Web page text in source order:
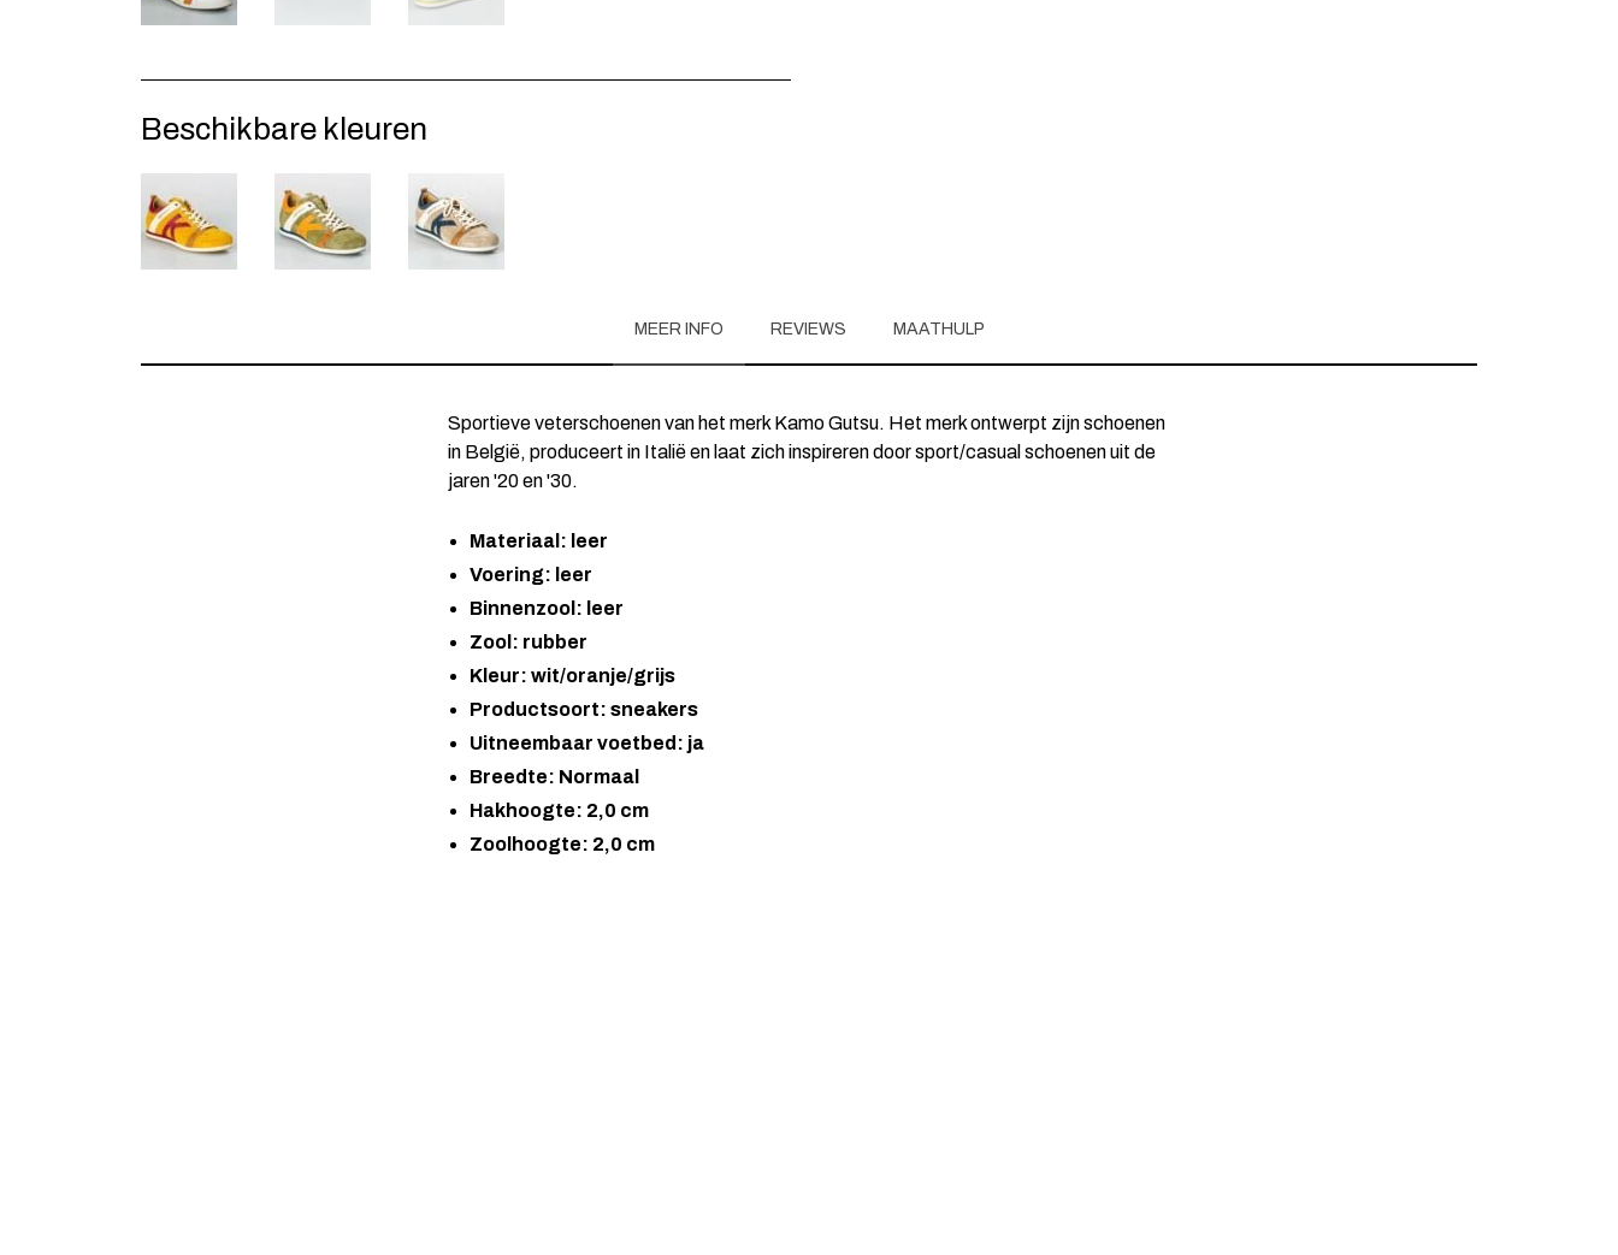
Beschikbare kleuren
MEER INFO REVIEWS MAATHULP
Sportieve veterschoenen van het merk Kamo Gutsu. Het merk ontwerpt zijn schoenen
in België, produceert in Italië en laat zich inspireren door sport/casual schoenen uit de
jaren '20 en '30.
Materiaal: leer
Voering: leer
Binnenzool: leer
Zool: rubber
Kleur: wit/oranje/grijs
Productsoort: sneakers
Uitneembaar voetbed: ja
Breedte: Normaal
Hakhoogte: 2,0 cm
Zoolhoogte: 2,0 cm